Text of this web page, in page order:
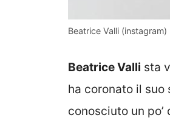
Beatrice Valli
Beatrice Valli sta
ha coronato il suo
conosciuto un